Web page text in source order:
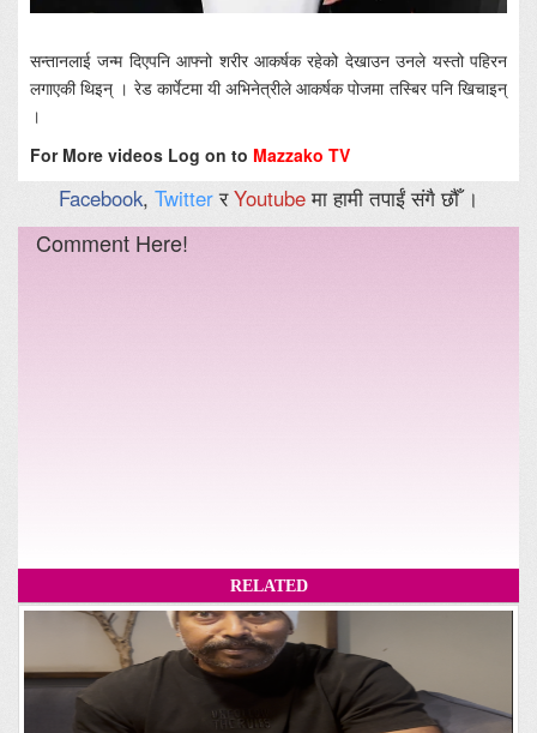
सन्तानलाई जन्म दिएपनि आफ्नो शरीर आकर्षक रहेको देखाउन उनले यस्तो पहिरन
लगाएकी थिइन् । रेड कार्पेटमा यी अभिनेत्रीले आकर्षक पोजमा तस्बिर पनि खिचाइन्
।
For More videos Log on to Mazzako TV
Facebook, TwitterरYoutubeमा हामी तपाईं संगै छौँ ।
Comment Here!
RELATED